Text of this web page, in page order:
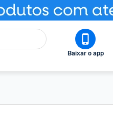
Baixar o app